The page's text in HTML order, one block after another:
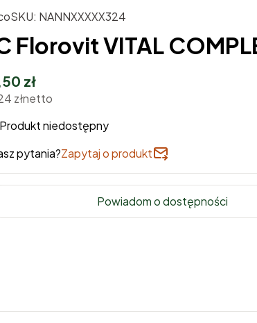
SKU: NANNXXXXX324
Florovit VITAL
zł
złnetto
Produkt niedostępny
pytania?Zapytaj o produkt
Powiadom o dostępności